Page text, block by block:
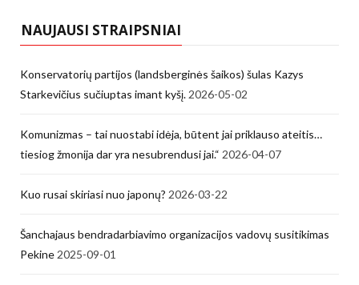
NAUJAUSI STRAIPSNIAI
Konservatorių partijos (landsberginės šaikos) šulas Kazys
Starkevičius sučiuptas imant kyšį. 2026-05-02
Komunizmas – tai nuostabi idėja, būtent jai priklauso ateitis…
tiesiog žmonija dar yra nesubrendusi jai.“ 2026-04-07
Kuo rusai skiriasi nuo japonų? 2026-03-22
Šanchajaus bendradarbiavimo organizacijos vadovų susitikimas
Pekine 2025-09-01